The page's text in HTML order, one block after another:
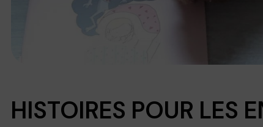
HISTOIRES POUR LES